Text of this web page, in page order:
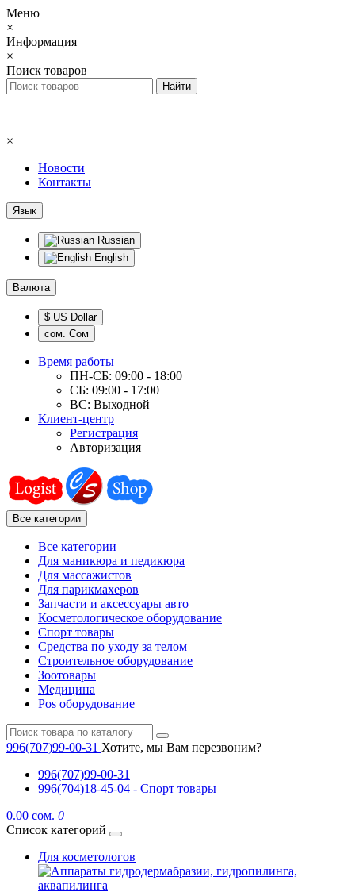
Меню
×
Информация
×
Поиск товаров
×
Новости
Контакты
Язык
Russian
English
Валюта
$ US Dollar
сом. Сом
Время работы
ПН-СБ: 09:00 - 18:00
СБ: 09:00 - 17:00
ВС: Выходной
Клиент-центр
Регистрация
Авторизация
Все категории
Все категории
Для маникюра и педикюра
Для массажистов
Для парикмахеров
Запчасти и аксессуары авто
Косметологическое оборудование
Спорт товары
Средства по уходу за телом
Строительное оборудование
Зоотовары
Медицина
Pos оборудование
996(707)99-00-31 Хотите, мы Вам перезвоним?
996(707)99-00-31
996(704)18-45-04 - Спорт товары
0.00 сом. 0
Список категорий
Для косметологов